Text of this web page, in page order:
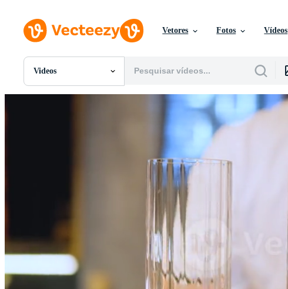
Vetores Fotos Vídeos
Videos
Todas Imagens